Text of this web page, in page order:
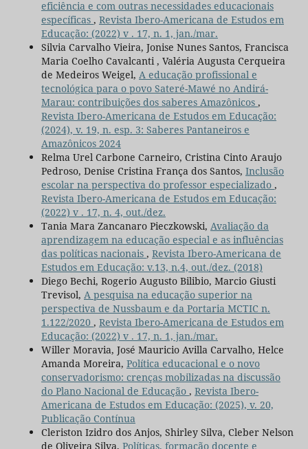
eficiência e com outras necessidades educacionais
específicas , Revista Ibero-Americana de Estudos em
Educação: (2022) v . 17, n. 1, jan./mar.
Silvia Carvalho Vieira, Jonise Nunes Santos, Francisca
Maria Coelho Cavalcanti , Valéria Augusta Cerqueira
de Medeiros Weigel, A educação profissional e
tecnológica para o povo Sateré-Mawé no Andirá-
Marau: contribuições dos saberes Amazônicos ,
Revista Ibero-Americana de Estudos em Educação:
(2024), v. 19, n. esp. 3: Saberes Pantaneiros e
Amazônicos 2024
Relma Urel Carbone Carneiro, Cristina Cinto Araujo
Pedroso, Denise Cristina França dos Santos, Inclusão
escolar na perspectiva do professor especializado ,
Revista Ibero-Americana de Estudos em Educação:
(2022) v . 17, n. 4, out./dez.
Tania Mara Zancanaro Pieczkowski, Avaliação da
aprendizagem na educação especial e as influências
das políticas nacionais , Revista Ibero-Americana de
Estudos em Educação: v.13, n.4, out./dez. (2018)
Diego Bechi, Rogerio Augusto Bilibio, Marcio Giusti
Trevisol, A pesquisa na educação superior na
perspectiva de Nussbaum e da Portaria MCTIC n.
1.122/2020 , Revista Ibero-Americana de Estudos em
Educação: (2022) v . 17, n. 1, jan./mar.
Willer Moravia, José Mauricio Avilla Carvalho, Helce
Amanda Moreira, Política educacional e o novo
conservadorismo: crenças mobilizadas na discussão
do Plano Nacional de Educação , Revista Ibero-
Americana de Estudos em Educação: (2025), v. 20,
Publicação Contínua
Cleriston Izidro dos Anjos, Shirley Silva, Cleber Nelson
de Oliveira Silva, Políticas, formação docente e